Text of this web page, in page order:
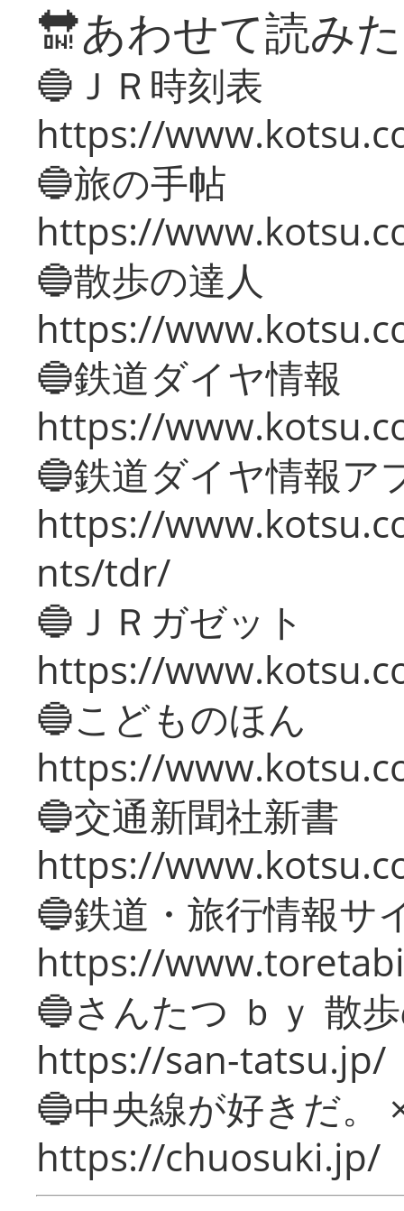
🔛あわせて読み
🔵ＪＲ時刻表
https://
🔵旅の手帖
https://
🔵散歩の達人
https://
🔵鉄道ダイヤ情報
https://
🔵鉄道ダイヤ情報ア
https://
nts/tdr/
🔵ＪＲガゼット
https://
🔵こどものほん
https://
🔵交通新聞社新書
https://
🔵鉄道・旅行情報サ
https://
🔵さんたつ ｂｙ 散
https://san-tatsu.jp/
🔵中央線が好きだ。
https://chuosuki.jp/